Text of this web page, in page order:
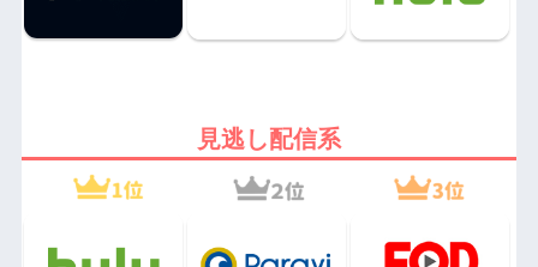
見逃し配信系